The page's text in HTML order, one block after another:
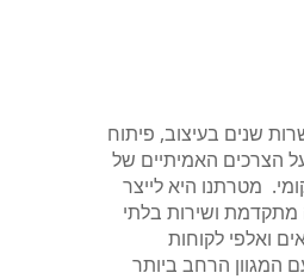
עם ניסיון של עשרות שנים בעיצוב, פיתוח
הצרכים האמיתיים של
מטרתנו היא לייצר
מתקדמת ושירות בלתי
ואלפי לקוחות
המגוון הרחב ביותר